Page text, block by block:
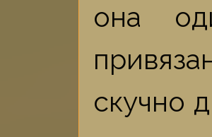
она
скучно